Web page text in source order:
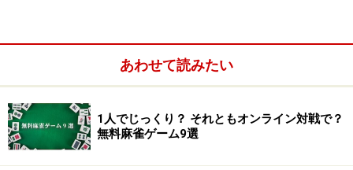
あわせて読みたい
1人でじっくり？ それともオンライン対戦で？
無料麻雀ゲーム9選